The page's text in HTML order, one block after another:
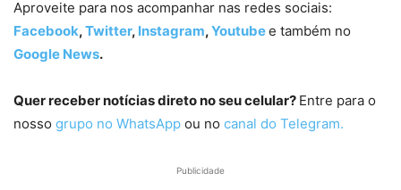
Aproveite para nos acompanhar nas redes sociais:
Facebook,Twitter, Instagram,Youtubee também no
Google News.
Quer receber notícias direto no seu celular? Entre para o
nosso grupo no WhatsApp ou no canal do Telegram.
Publicidade